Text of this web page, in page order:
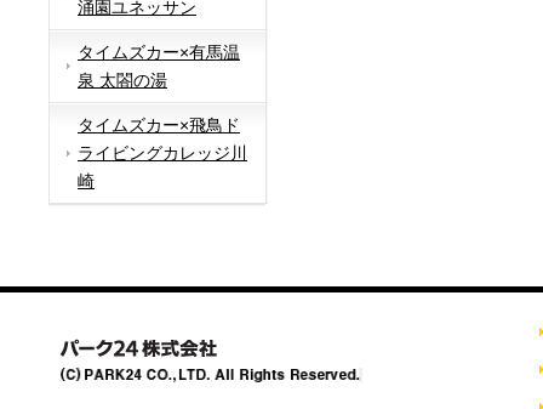
涌園ユネッサン
タイムズカー×有馬温
泉 太閤の湯
タイムズカー×飛鳥ド
ライビングカレッジ川
崎